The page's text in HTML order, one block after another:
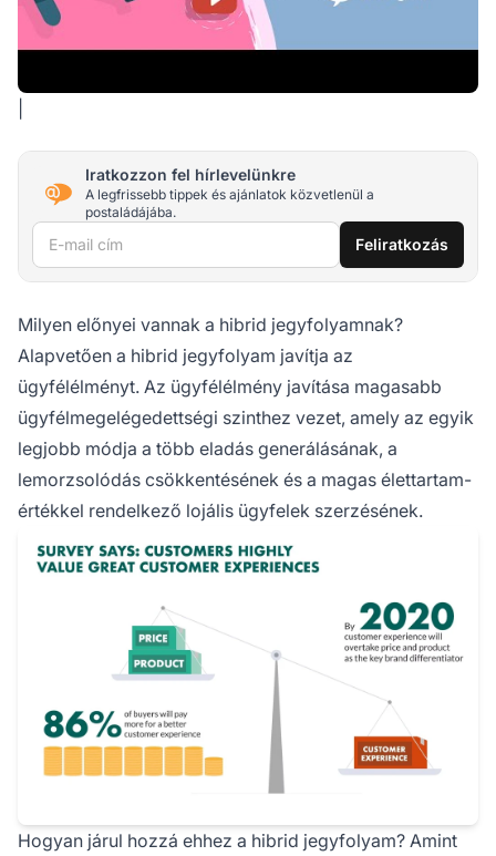
Iratkozzon fel hírlevelünkre
A legfrissebb tippek és ajánlatok közvetlenül a
postaládájába.
E-mail cím Feliratkozás
Milyen előnyei vannak a hibrid jegyfolyamnak?
Alapvetően a hibrid jegyfolyam javítja az
ügyfélélményt. Az ügyfélélmény javítása magasabb
ügyfélmegelégedettségi szinthez vezet, amely az egyik
legjobb módja a több eladás generálásának, a
lemorzsolódás csökkentésének és a magas élettartam-
értékkel rendelkező lojális ügyfelek szerzésének.
Hogyan járul hozzá ehhez a hibrid jegyfolyam? Amint